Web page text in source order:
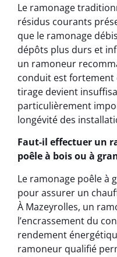
Le ramonage
résidus courants
que le ramonage
dépôts plus durs et
un ramoneur
conduit est fortement
tirage devient
particulièrement
longévité des
Faut-il effectuer un
poêle à bois ou à
Le ramonage poêle à
pour assurer un
À Mazeyrolles, un
l’encrassement du
rendement
ramoneur qualifié